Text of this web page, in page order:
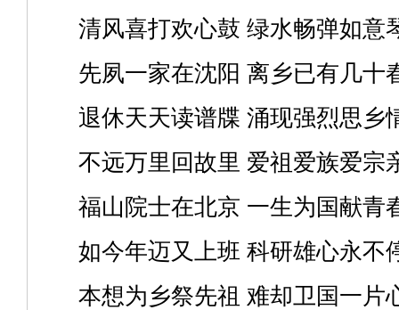
清风喜打欢心鼓 绿水畅弹如意
先夙一家在沈阳 离乡已有几十
退休天天读谱牒 涌现强烈思乡
不远万里回故里 爱祖爱族爱宗
福山院士在北京 一生为国献青
如今年迈又上班 科研雄心永不
本想为乡祭先祖 难却卫国一片